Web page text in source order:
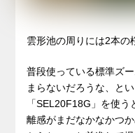
雲形池の周りには2本の
普段使っている標準ズ
まらないだろうな、と
「SEL20F18G」を使
離感がまだなかなかつ